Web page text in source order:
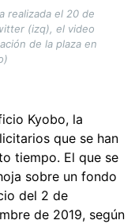
realizada el 20 de
(izq), el video
de la plaza en
Kyobo, la
que se han
tiempo. El que se
sobre un fondo
del 2 de
de 2019, según